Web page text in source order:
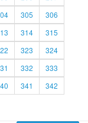
305
306
314
315
323
324
332
333
341
342